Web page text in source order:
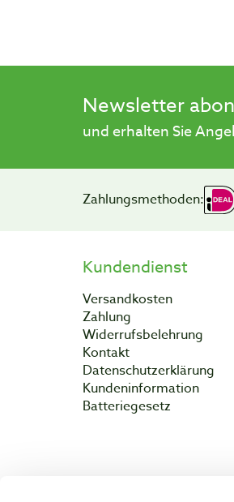
Newsletter
und erhalten Sie
Zahlungsmethoden:
Kundendienst
Versandkosten
Zahlung
Widerrufsbelehrung
Kontakt
Datenschutzerklärung
Kundeninformation
Batteriegesetz